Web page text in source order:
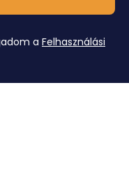
a Felhasználási